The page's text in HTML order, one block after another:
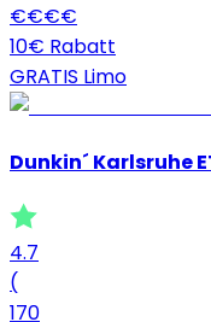
€€€€
10€ Rabatt
GRATIS Limo
Dunkin´ Karlsruhe
4.7
(
170